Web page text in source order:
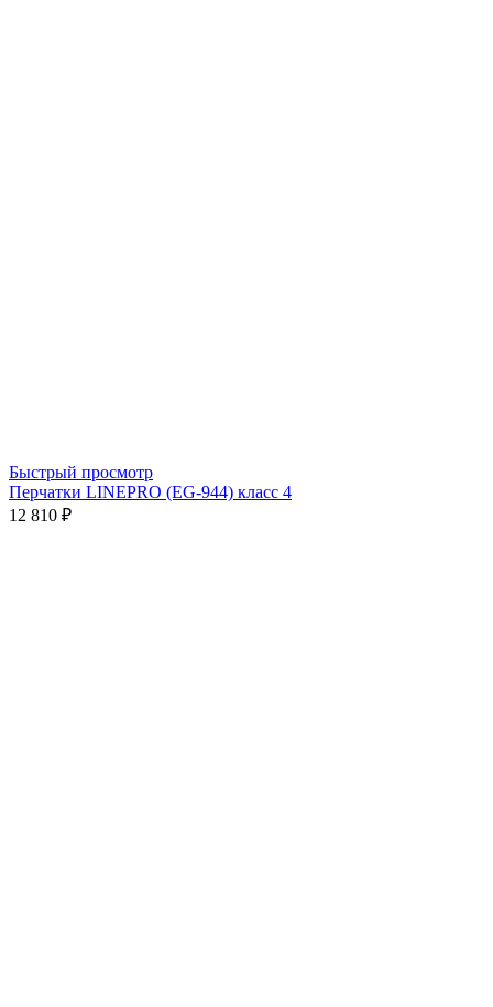
Быстрый просмотр
Перчатки LINEPRO (EG-944) класс 4
12 810 ₽